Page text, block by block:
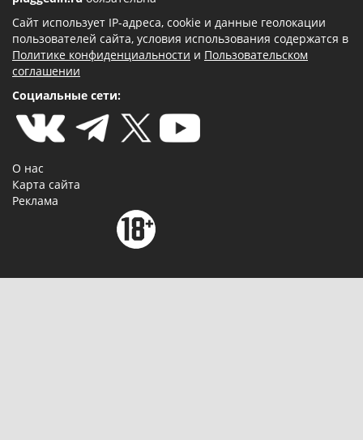
Сайт использует IP-адреса, cookie и данные геолокации
пользователей сайта, условия использования содержатся в
Политике конфиденциальности и Пользовательском
соглашении
Социальные сети:
О нас
Карта сайта
Реклама